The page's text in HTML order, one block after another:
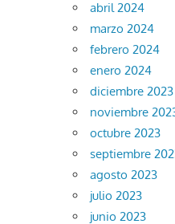
abril 2024
marzo 2024
febrero 2024
enero 2024
diciembre 2023
noviembre
octubre 2023
septiembre
agosto 2023
julio 2023
junio 2023